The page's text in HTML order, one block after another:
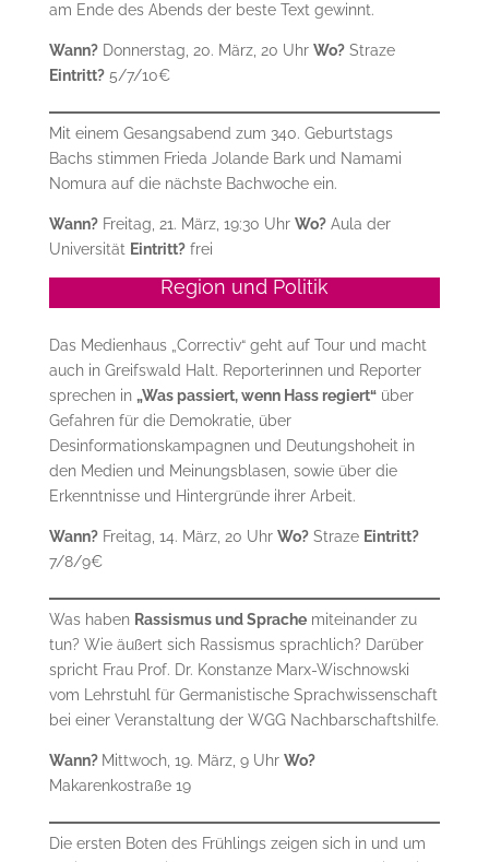
am Ende des Abends der beste Text gewinnt.
Wann?Donnerstag, 20. März, 20 Uhr Wo?Straze
Eintritt?5/7/10€
Mit einem Gesangsabend zum 340. Geburtstags
Bachs stimmen Frieda Jolande Bark und Namami
Nomura auf die nächste Bachwoche ein.
Wann?Freitag, 21. März, 19:30 Uhr Wo?Aula der
Universität Eintritt?frei
Region und Politik
Das Medienhaus „Correctiv“ geht auf Tour und macht
auch in Greifswald Halt. Reporterinnen und Reporter
sprechen in „Was passiert, wenn Hass regiert“über
Gefahren für die Demokratie, über
Desinformationskampagnen und Deutungshoheit in
den Medien und Meinungsblasen, sowie über die
Erkenntnisse und Hintergründe ihrer Arbeit.
Wann?Freitag, 14. März, 20 Uhr Wo?Straze Eintritt?
7/8/9€
Was haben Rassismus und Sprachemiteinander zu
tun? Wie äußert sich Rassismus sprachlich? Darüber
spricht Frau Prof. Dr. Konstanze Marx-Wischnowski
vom Lehrstuhl für Germanistische Sprachwissenschaft
bei einer Veranstaltung der WGG Nachbarschaftshilfe.
Wann? Mittwoch, 19. März, 9 Uhr Wo?
Makarenkostraße 19
Die ersten Boten des Frühlings zeigen sich in und um